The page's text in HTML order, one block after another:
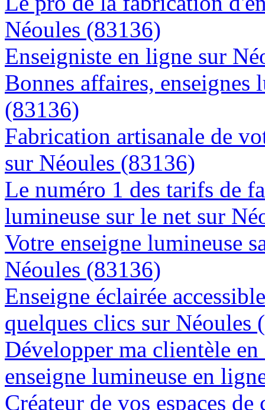
Néoules (83136)
Enseigniste en ligne sur
Bonnes affaires, enseignes
(83136)
Fabrication artisanale de
sur Néoules (83136)
Le numéro 1 des tarifs de
lumineuse sur le net sur
Votre enseigne lumineuse
Néoules (83136)
Enseigne éclairée
quelques clics sur Néoules
Développer ma clientèle
enseigne lumineuse en
Créateur de vos espaces